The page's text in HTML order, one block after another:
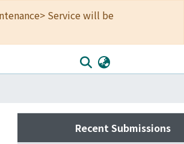
Service will be
Recent Submissions